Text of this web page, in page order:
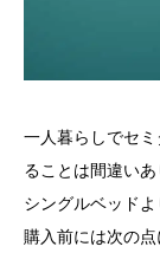
一人暮らしでセ
ることは間違い
シングルベッドよ
購入前には次の点